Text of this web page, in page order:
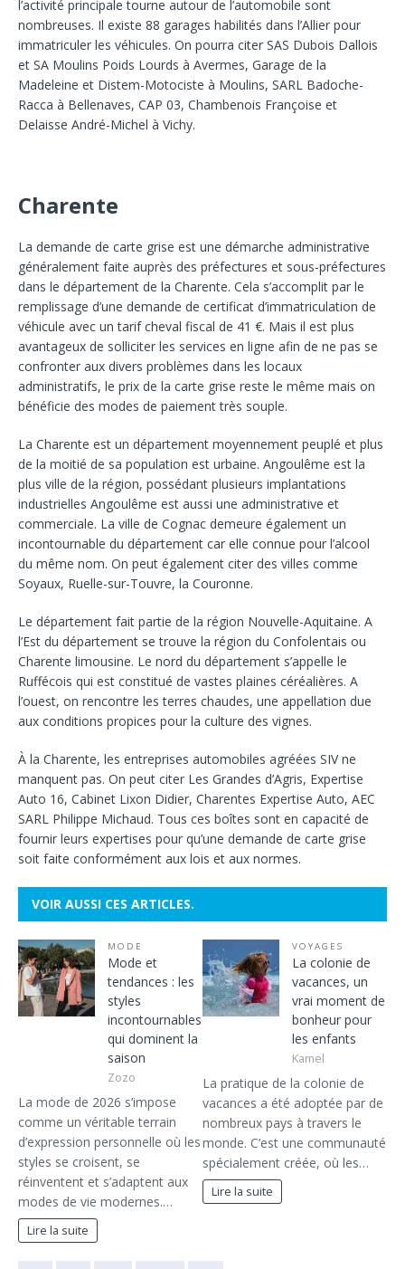
l’activité principale tourne autour de l’automobile sont
nombreuses. Il existe 88 garages habilités dans l’Allier pour
immatriculer les véhicules. On pourra citer SAS Dubois Dallois
et SA Moulins Poids Lourds à Avermes, Garage de la
Madeleine et Distem-Motociste à Moulins, SARL Badoche-
Racca à Bellenaves, CAP 03, Chambenois Françoise et
Delaisse André-Michel à Vichy.
Charente
La demande de carte grise est une démarche administrative
généralement faite auprès des préfectures et sous-préfectures
dans le département de la Charente. Cela s’accomplit par le
remplissage d’une demande de certificat d’immatriculation de
véhicule avec un tarif cheval fiscal de 41 €. Mais il est plus
avantageux de solliciter les services en ligne afin de ne pas se
confronter aux divers problèmes dans les locaux
administratifs, le prix de la carte grise reste le même mais on
bénéficie des modes de paiement très souple.
La Charente est un département moyennement peuplé et plus
de la moitié de sa population est urbaine. Angoulême est la
plus ville de la région, possédant plusieurs implantations
industrielles Angoulême est aussi une administrative et
commerciale. La ville de Cognac demeure également un
incontournable du département car elle connue pour l’alcool
du même nom. On peut également citer des villes comme
Soyaux, Ruelle-sur-Touvre, la Couronne.
Le département fait partie de la région Nouvelle-Aquitaine. A
l’Est du département se trouve la région du Confolentais ou
Charente limousine. Le nord du département s’appelle le
Ruffécois qui est constitué de vastes plaines céréalières. A
l’ouest, on rencontre les terres chaudes, une appellation due
aux conditions propices pour la culture des vignes.
À la Charente, les entreprises automobiles agréées SIV ne
manquent pas. On peut citer Les Grandes d’Agris, Expertise
Auto 16, Cabinet Lixon Didier, Charentes Expertise Auto, AEC
SARL Philippe Michaud. Tous ces boîtes sont en capacité de
fournir leurs expertises pour qu’une demande de carte grise
soit faite conformément aux lois et aux normes.
VOIR AUSSI CES ARTICLES.
MODE
Mode et
tendances : les
styles
incontournables
qui dominent la
saison
Zozo
La mode de 2026 s’impose
comme un véritable terrain
d’expression personnelle où les
styles se croisent, se
réinventent et s’adaptent aux
modes de vie modernes.…
Lire la suite
VOYAGES
La colonie de
vacances, un
vrai moment de
bonheur pour
les enfants
Kamel
La pratique de la colonie de
vacances a été adoptée par de
nombreux pays à travers le
monde. C’est une communauté
spécialement créée, où les…
Lire la suite